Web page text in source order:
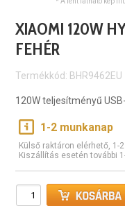
XIAOMI 120W
FEHÉR
Termékkód: BHR9462EU
120W teljesítményű
1-2 munkanap
Külső raktáron elérhető, 1-
Kiszállítás esetén további